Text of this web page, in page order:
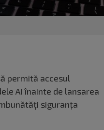
permită accesul
AI înainte de lansarea
siguranța